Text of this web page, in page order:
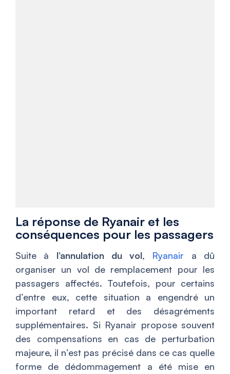
La réponse de Ryanair et les
conséquences pour les passagers
Suite à l’annulation du vol, Ryanair a dû
organiser un vol de remplacement pour les
passagers affectés. Toutefois, pour certains
d’entre eux, cette situation a engendré un
important retard et des désagréments
supplémentaires. Si Ryanair propose souvent
des compensations en cas de perturbation
majeure, il n’est pas précisé dans ce cas quelle
forme de dédommagement a été mise en